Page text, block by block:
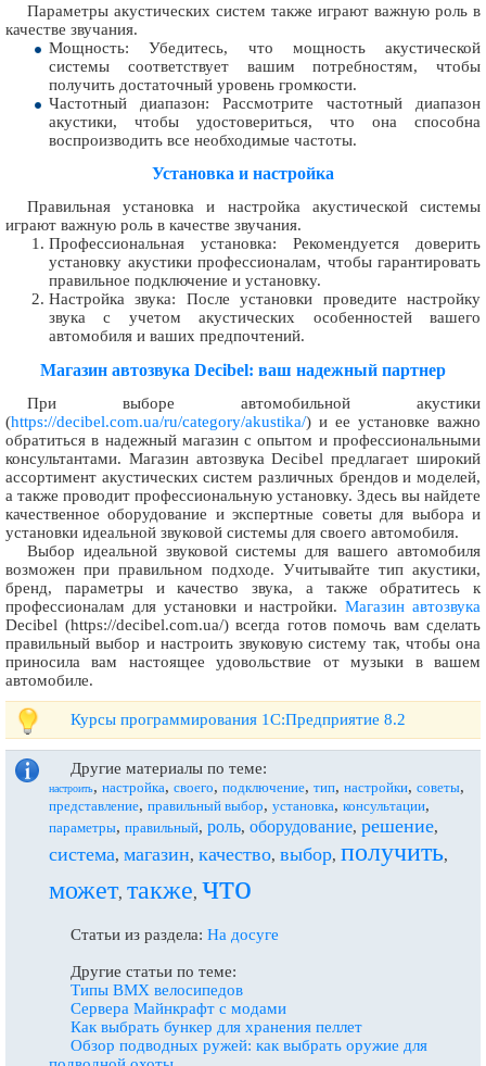
Параметры акустических систем также играют важную роль в
качестве звучания.
Мощность: Убедитесь, что мощность акустической
системы соответствует вашим потребностям, чтобы
получить достаточный уровень громкости.
Частотный диапазон: Рассмотрите частотный диапазон
акустики, чтобы удостовериться, что она способна
воспроизводить все необходимые частоты.
Установка и настройка
Правильная установка и настройка акустической системы
играют важную роль в качестве звучания.
Профессиональная установка: Рекомендуется доверить
установку акустики профессионалам, чтобы гарантировать
правильное подключение и установку.
Настройка звука: После установки проведите настройку
звука с учетом акустических особенностей вашего
автомобиля и ваших предпочтений.
Магазин автозвука Decibel: ваш надежный партнер
При выборе автомобильной акустики
(https://decibel.com.ua/ru/category/akustika/) и ее установке важно
обратиться в надежный магазин с опытом и профессиональными
консультантами. Магазин автозвука Decibel предлагает широкий
ассортимент акустических систем различных брендов и моделей,
а также проводит профессиональную установку. Здесь вы найдете
качественное оборудование и экспертные советы для выбора и
установки идеальной звуковой системы для своего автомобиля.
Выбор идеальной звуковой системы для вашего автомобиля
возможен при правильном подходе. Учитывайте тип акустики,
бренд, параметры и качество звука, а также обратитесь к
профессионалам для установки и настройки.Магазин автозвука
Decibel (https://decibel.com.ua/) всегда готов помочь вам сделать
правильный выбор и настроить звуковую систему так, чтобы она
приносила вам настоящее удовольствие от музыки в вашем
автомобиле.
Курсы программирования 1С:Предприятие 8.2
Другие материалы по теме:
настроить, настройка, своего, подключение, тип, настройки, советы,
представление, правильный выбор, установка, консультации,
параметры, правильный, роль, оборудование, решение,
система, магазин, качество, выбор, получить,
может, также, что
Статьи из раздела: На досуге
Другие статьи по теме:
Типы BMX велосипедов
Сервера Майнкрафт с модами
Как выбрать бункер для хранения пеллет
Обзор подводных ружей: как выбрать оружие для